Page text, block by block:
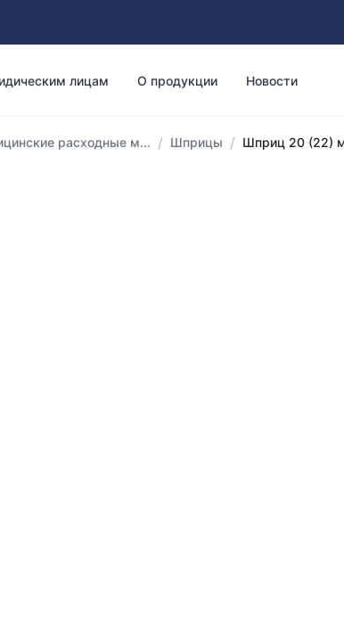
лицам О продукции Новости
расходные м... / Шприцы / Шприц 20 (22)